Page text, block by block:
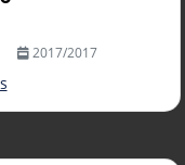
2017/2017